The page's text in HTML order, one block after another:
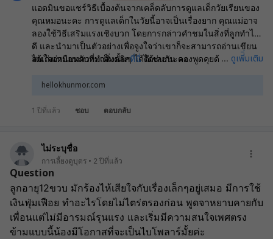
แอดมินขอแชร์วิธีเบื้องต้นจากเคล็ดลับการดูแลเด็กวัยเรียนของ
คุณหมอนะคะ การดูแลเด็กในวัยนี้อาจเป็นเรื่องยาก คุณแม่อาจ
ลองใช้วิธีเสริมแรงเชิงบวก โดยการกล่าวคำชมในสิ่งที่ลูกทำได้
ดี และนำมาเป็นตัวอย่างเพื่อจูงใจว่าเขาก็จะสามารถอ่านเขียน
ได้เก่งเหมือนกับที่ทำสิ่งนั้นๆ ได้ดีเช่นกัน ลองพูดคุยด้วยเหตุผล
เขาค่อยๆ ตระหนักถึงสาเหตุที่ตัวเองร้องไห้ และเปลี่ยนมาค่อยๆ
สนใจอ่านบทความเต็มคลิกที่นี่ได้เลยนะคะ ... ดูเพิ่ิ่มเติม
hellokhunmor.com
1 ปีที่แล้ว ชอบ ตอบกลับ
ไม่ระบุชื่อ
การเลี้ยงดูบุตร 2 ปีที่แล้ว
Question
ลูกอายุ12ขวบ มักร้องไห้เสียใจกับเรื่องเล็กๆอยู่เสมอ มีการใช้
เงินฟุ่มเฟือย ทำอะไรโดยไม่ไตร่ตรองก่อน พูดจาหยาบคายกับ
เพื่อนแต่ไม่มีอารมณ์รุนแรง และเริ่มมีความสนใจเพศตรง
ข้ามแบบนี้น้องมีโอกาสที่จะเป็นไบโพลาร์มั้ยค่ะ